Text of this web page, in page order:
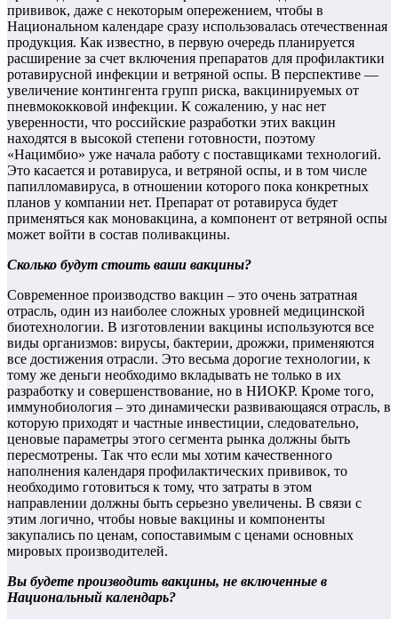
прививок, даже с некоторым опережением, чтобы в
Национальном календаре сразу использовалась отечественная
продукция. Как известно, в первую очередь планируется
расширение за счет включения препаратов для профилактики
ротавирусной инфекции и ветряной оспы. В перспективе —
увеличение контингента групп риска, вакцинируемых от
пневмококковой инфекции. К сожалению, у нас нет
уверенности, что российские разработки этих вакцин
находятся в высокой степени готовности, поэтому
«Нацимбио» уже начала работу с поставщиками технологий.
Это касается и ротавируса, и ветряной оспы, и в том числе
папилломавируса, в отношении которого пока конкретных
планов у компании нет. Препарат от ротавируса будет
применяться как моновакцина, а компонент от ветряной оспы
может войти в состав поливакцины.
Сколько будут стоить ваши вакцины?
Современное производство вакцин – это очень затратная
отрасль, один из наиболее сложных уровней медицинской
биотехнологии. В изготовлении вакцины используются все
виды организмов: вирусы, бактерии, дрожжи, применяются
все достижения отрасли. Это весьма дорогие технологии, к
тому же деньги необходимо вкладывать не только в их
разработку и совершенствование, но в НИОКР. Кроме того,
иммунобиология – это динамически развивающаяся отрасль, в
которую приходят и частные инвестиции, следовательно,
ценовые параметры этого сегмента рынка должны быть
пересмотрены. Так что если мы хотим качественного
наполнения календаря профилактических прививок, то
необходимо готовиться к тому, что затраты в этом
направлении должны быть серьезно увеличены. В связи с
этим логично, чтобы новые вакцины и компоненты
закупались по ценам, сопоставимым с ценами основных
мировых производителей.
Вы будете производить вакцины, не включенные в
Национальный календарь?